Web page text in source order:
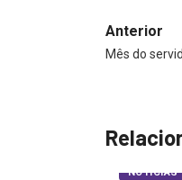
Anterior
Mês do
NOTÍCIAS